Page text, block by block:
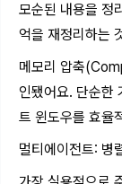
모순된 내용을 정
억을 재정리하는
메모리 압축
인됐어요. 단순한
트 윈도우를 효율
멀티에이전트: 병